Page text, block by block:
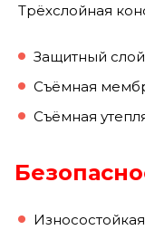
Трёхслойная
Защитный слой
Съёмная
Съёмная